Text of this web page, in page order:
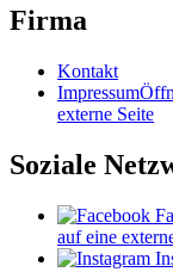
Firma
Kontakt
Impressum
externe Seite
Soziale
auf eine